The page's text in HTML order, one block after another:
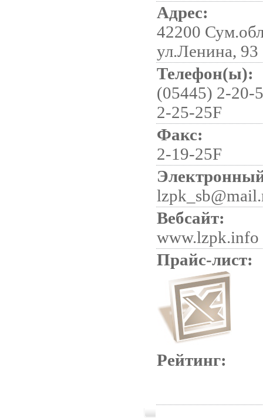
Адрес:
42200
ул.Ленина, 93
Телефон(ы):
(05445) 2-20-
2-25-25F
Факс:
2-19-25F
Вебсайт:
www.lzpk.info
Прайс-лист:
Рейтинг: